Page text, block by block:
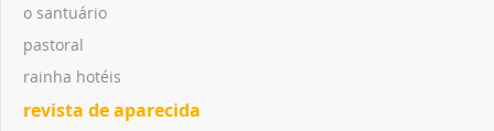
o santuário
pastoral
rainha hotéis
revista de aparecida